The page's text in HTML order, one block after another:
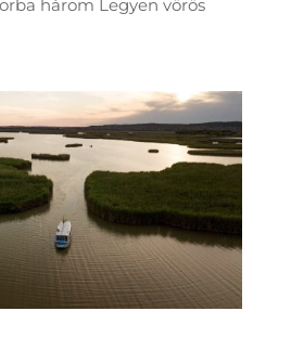
három Legyen vörös